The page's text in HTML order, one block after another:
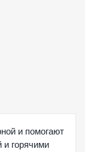
и помогают
и горячими